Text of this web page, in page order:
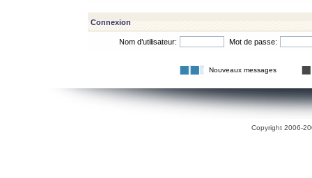
Connexion
Nom d’utilisateur: Mot de passe:
Nouveaux messages
Copyright 2006-